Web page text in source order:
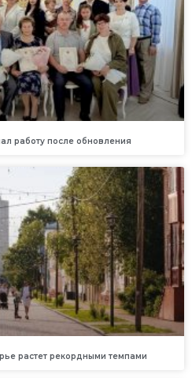
работу после обновления
растет рекордными темпами